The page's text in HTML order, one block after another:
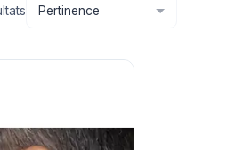
s Pertinence